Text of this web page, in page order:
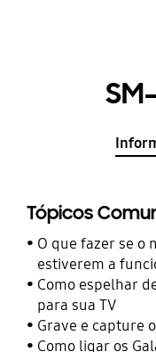
Tópicos
O que fazer se o
estiverem a
Como espelhar
para sua TV
Grave e capture
Como ligar os